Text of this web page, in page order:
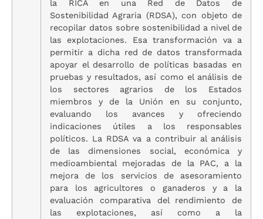
la RICA en una Red de Datos de
Sostenibilidad Agraria (RDSA), con objeto de
recopilar datos sobre sostenibilidad a nivel de
las explotaciones. Esa transformación va a
permitir a dicha red de datos transformada
apoyar el desarrollo de políticas basadas en
pruebas y resultados, así como el análisis de
los sectores agrarios de los Estados
miembros y de la Unión en su conjunto,
evaluando los avances y ofreciendo
indicaciones útiles a los responsables
políticos. La RDSA va a contribuir al análisis
de las dimensiones social, económica y
medioambiental mejoradas de la PAC, a la
mejora de los servicios de asesoramiento
para los agricultores o ganaderos y a la
evaluación comparativa del rendimiento de
las explotaciones, así como a la